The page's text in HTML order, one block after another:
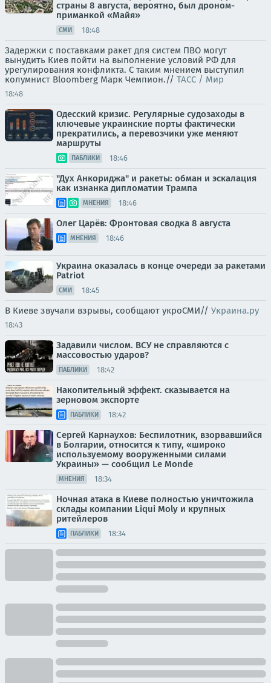
страны 8 августа, вероятно, был дроном-
приманкой «Майя»
СМИ 18:48
Задержки с поставками ракет для систем ПВО могут
вынудить Киев пойти на выполнение условий РФ для
урегулирования конфликта. С таким мнением выступил
колумнист Bloomberg Марк Чемпион.// ТАСС / Мир
18:48
Одесский кризис. Регулярные судозаходы в
ключевые украинские порты фактически
прекратились, а перевозчики уже меняют
маршруты
ПАБЛИКИ 18:46
"Дух Анкориджа" и ракеты: обман и эскалация
как изнанка дипломатии Трампа
МНЕНИЯ 18:46
Олег Царёв: Фронтовая сводка 8 августа
МНЕНИЯ 18:46
Украина оказалась в конце очереди за ракетами
Patriot
СМИ 18:45
В Киеве звучали взрывы, сообщают укроСМИ// Украина.ру
18:43
Задавили числом. ВСУ не справляются с
массовостью ударов?
ПАБЛИКИ 18:42
Накопительный эффект. сказывается на
зерновом экспорте
ПАБЛИКИ 18:42
Сергей Карнаухов: Беспилотник, взорвавшийся
в Болгарии, относится к типу, «широко
используемому вооруженными силами
Украины» — сообщил Le Monde
МНЕНИЯ 18:34
Ночная атака в Киеве полностью уничтожила
склады компании Liqui Moly и крупных
ритейлеров
ПАБЛИКИ 18:34